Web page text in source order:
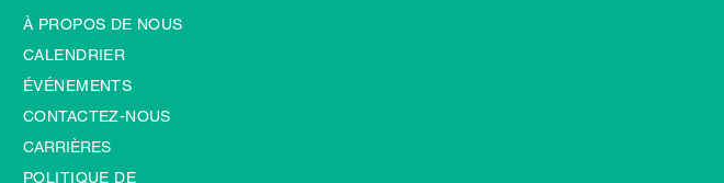
À PROPOS DE NOUS
CALENDRIER
ÉVÉNEMENTS
CONTACTEZ-NOUS
CARRIÈRES
POLITIQUE DE